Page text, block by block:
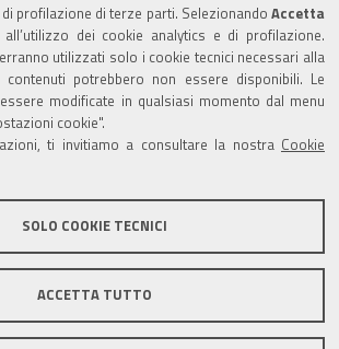
profilazione di terze parti. Selezionando Accetta
dei cookie analytics e di profilazione.
utilizzati solo i cookie tecnici necessari alla
contenuti potrebbero non essere disponibili. Le
modificate in qualsiasi momento dal menu
cookie".
ti invitiamo a consultare la nostra Cookie
SOLO COOKIE TECNICI
ACCETTA TUTTO
trasparente
Amministratori
Informative privacy
legali